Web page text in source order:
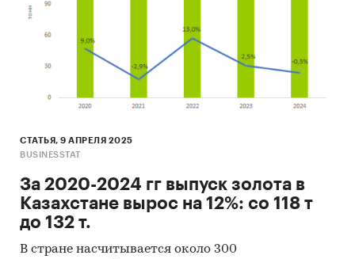
СТАТЬЯ, 9 АПРЕЛЯ 2025
BUSINESSTAT
За 2020-2024 гг выпуск золота в
Казахстане вырос на 12%: со 118 т
до 132 т.
В стране насчитывается около 300